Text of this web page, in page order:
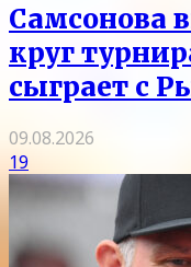
Самсонова
круг
сыграет с
09.08.2026
19